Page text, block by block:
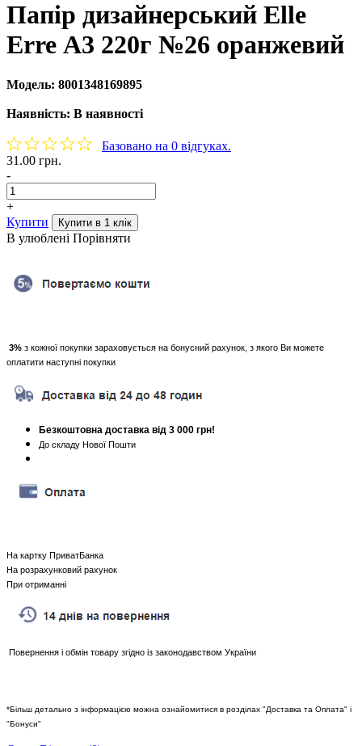
Папір дизайнерський Elle
Erre А3 220г №26 оранжевий
Модель: 8001348169895
Наявність: В наявності
Базовано на 0 відгуках.
31.00 грн.
-
+
Купити
В улюблені Порівняти
3% з кожної покупки зараховується на бонусний рахунок, з якого Ви можете
оплатити наступні покупки
Безкоштовна доставка від 3 000 грн!
До складу Нової Пошти
На картку ПриватБанка
На розрахунковий рахунок
При отриманні
Повернення і обмін товару згідно із законодавством України
*Більш детально з інформацією можна ознайомитися в розділах "Доставка та Оплата" і
"Бонуси"